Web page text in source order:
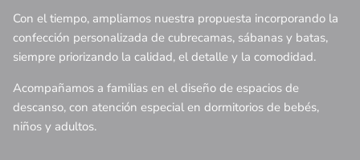
Con el tiempo, ampliamos nuestra propuesta incorporando la
confección personalizada de cubrecamas, sábanas y batas,
siempre priorizando la calidad, el detalle y la comodidad.
Acompañamos a familias en el diseño de espacios de
descanso, con atención especial en dormitorios de bebés,
niños y adultos.